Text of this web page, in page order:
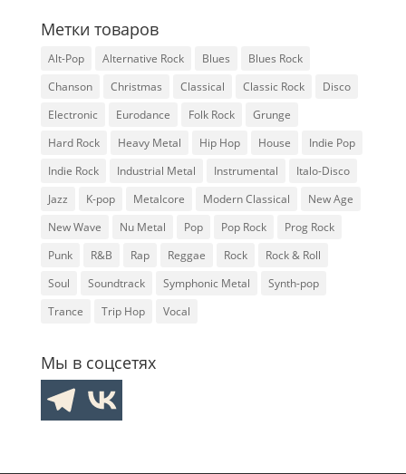
Метки товаров
Alt-Pop Alternative Rock Blues
Blues Rock
Chanson
Christmas Classical Classic Rock
Disco
Electronic
Eurodance Folk Rock
Grunge
Hard Rock
Heavy Metal Hip Hop House
Indie Pop
Indie Rock
Industrial Metal Instrumental
Italo-Disco
Jazz
K-pop Metalcore Modern Classical
New Age
New Wave
Nu Metal Pop Pop Rock
Prog Rock
Punk
R&B Rap Reggae Rock
Rock & Roll
Soul
Soundtrack Symphonic Metal
Synth-pop
Trance
Trip Hop Vocal
Мы в соцсетях